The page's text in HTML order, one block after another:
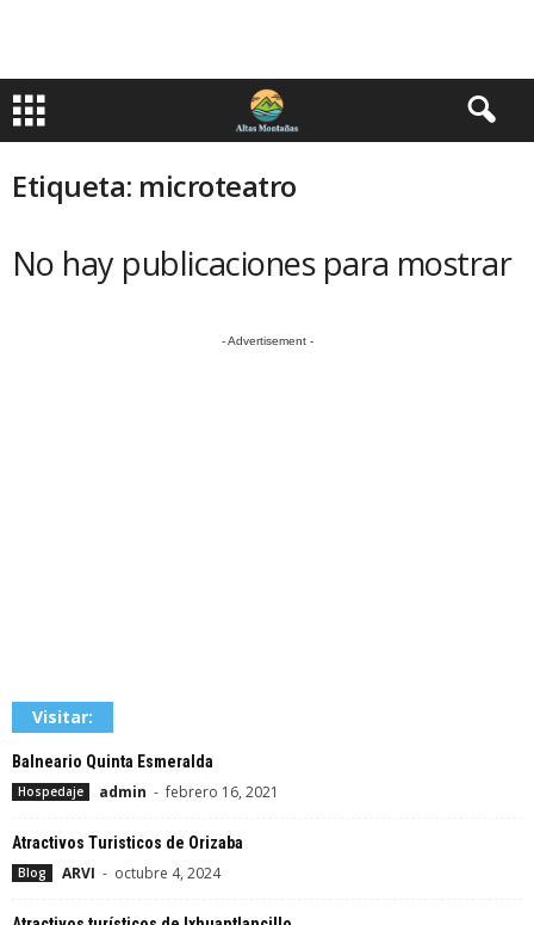
Etiqueta: microteatro
No hay publicaciones para mostrar
- Advertisement -
Visitar:
Balneario Quinta Esmeralda
Hospedaje admin - febrero 16, 2021
Atractivos Turisticos de Orizaba
Blog ARVI - octubre 4, 2024